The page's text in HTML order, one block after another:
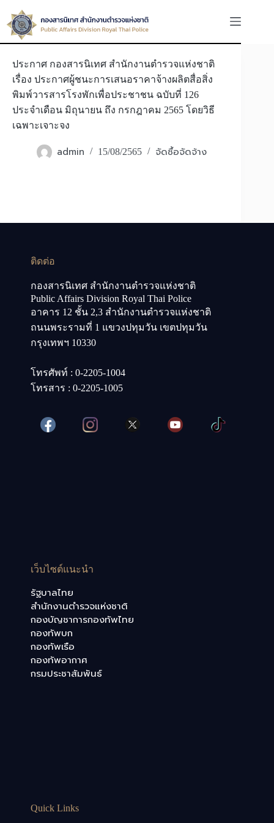
to
content
ประกาศ กองสารนิเทศ สำนักงานตำรวจแห่งชาติ
เรื่อง ประกาศผู้ชนะการเสนอราคาจ้างผลิตสื่อสิ่ง
พิมพ์วารสารโรงพักเพื่อประชาชน ฉบับที่ 126
ประจำเดือน มิถุนายน ถึง กรกฎาคม 2565 โดยวิธี
เฉพาะเจาะจง
admin 15/08/2565 จัดซื้อจัดจ้าง
ติดต่อ
กองสารนิเทศ สำนักงานตำรวจแห่งชาติ
Public Affairs Division Royal Thai Police
อาคาร 12 ชั้น 2,3 สำนักงานตำรวจแห่งชาติ
ถนนพระรามที่ 1 แขวงปทุมวัน เขตปทุมวัน
กรุงเทพฯ 10330
โทรศัพท์ : 0-2205-1004
โทรสาร : 0-2205-1005
เว็บไซต์แนะนำ
รัฐบาลไทย
สำนักงานตำรวจแห่งชาติ
กองบัญชาการกองทัพไทย
กองทัพบก
กองทัพเรือ
กองทัพอากาศ
กรมประชาสัมพันธ์
Quick Links